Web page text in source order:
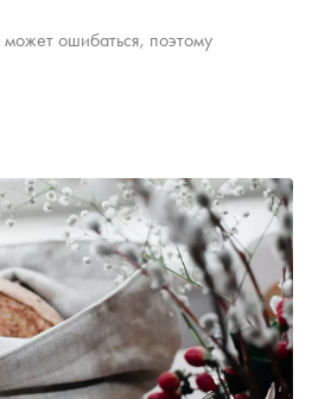
ошибаться, поэтому